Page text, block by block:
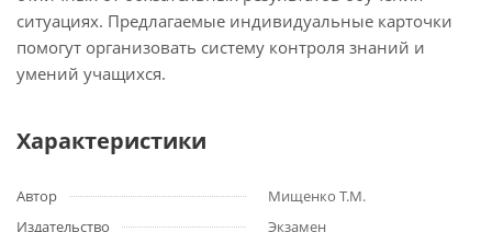
ситуациях. Предлагаемые индивидуальные карточки
помогут организовать систему контроля знаний и
умений учащихся.
Характеристики
Автор
Мищенко Т.М.
Издательство
Экзамен